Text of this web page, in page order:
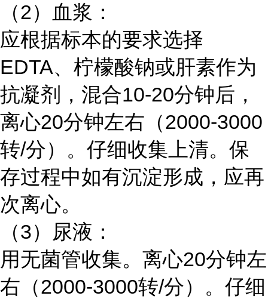
（2）血浆：
应根据标本的要求选择
EDTA、柠檬酸钠或肝素作为
抗凝剂，混合10-20分钟后，
离心20分钟左右（2000-3000
转/分）。仔细收集上清。保
存过程中如有沉淀形成，应再
次离心。
（3）尿液：
用无菌管收集。离心20分钟左
右（2000-3000转/分）。仔细